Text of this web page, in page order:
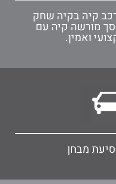
קיה בקיה שחק
מורשה קיה עם
ואמין.
מבחן